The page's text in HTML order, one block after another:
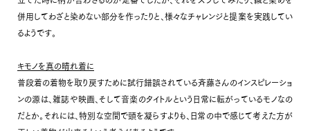
併用してわざと染めない部分を作ったりと、様々なチャレンジと提案を実践してい
るようです。
キモノを真の晴れ着に
普段着の着物を取り戻すために試行錯誤されている斉藤さんのインスピレーショ
ンの源は、雑誌や映画、そして音楽のタイトルという日常に転がっているモノなの
だとか。それには、特別な空間で頭を凝らすよりも、日常の中で感じて考えた方が